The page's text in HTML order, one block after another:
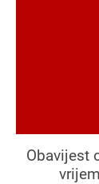
Obavijest